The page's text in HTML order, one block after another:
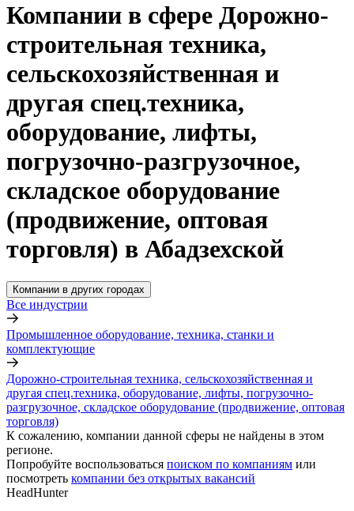
Компании в сфере Дорожно-
строительная техника,
сельскохозяйственная и
другая спец.техника,
оборудование, лифты,
погрузочно-разгрузочное,
складское оборудование
(продвижение, оптовая
торговля) в Абадзехской
Компании в других городах
Все индустрии
Промышленное оборудование, техника, станки и
комплектующие
Дорожно-строительная техника, сельскохозяйственная и
другая спец.техника, оборудование, лифты, погрузочно-
разгрузочное, складское оборудование (продвижение, оптовая
торговля)
К сожалению, компании данной сферы не найдены в этом
регионе.
Попробуйте воспользоваться поиском по компаниям или
посмотреть компании без открытых вакансий
HeadHunter